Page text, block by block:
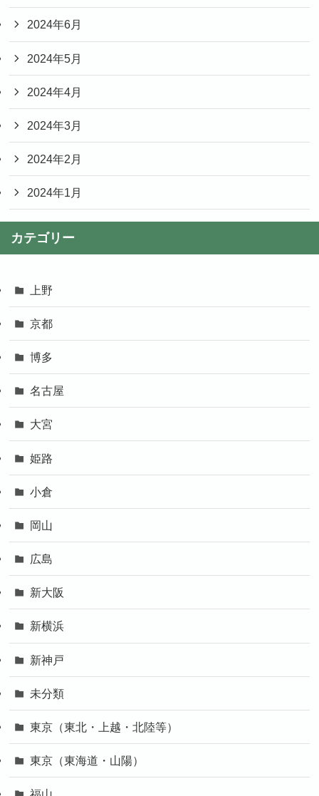
2024年6月
2024年5月
2024年4月
2024年3月
2024年2月
2024年1月
カテゴリー
上野
京都
博多
名古屋
大宮
姫路
小倉
岡山
広島
新大阪
新横浜
新神戸
未分類
東京（東北・上越・北陸等）
東京（東海道・山陽）